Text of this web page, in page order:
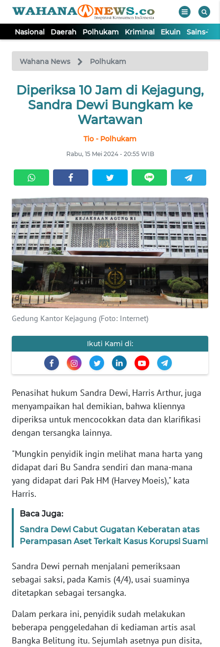
Nasional Daerah Polhukam Kriminal Ekuin Sains-
Wahana News Polhukam
Diperiksa 10 Jam di Kejagung,
Sandra Dewi Bungkam ke
Wartawan
Tio - Polhukam
Rabu, 15 Mei 2024 - 20:55 WIB
Gedung Kantor Kejagung (Foto: Internet)
Ikuti Kami di:
Penasihat hukum Sandra Dewi, Harris Arthur, juga
menyampaikan hal demikian, bahwa kliennya
diperiksa untuk mencocokkan data dan klarifikasi
dengan tersangka lainnya.
"Mungkin penyidik ingin melihat mana harta yang
didapat dari Bu Sandra sendiri dan mana-mana
yang didapat dari Pak HM (Harvey Moeis)," kata
Harris.
Baca Juga:
Sandra Dewi Cabut Gugatan Keberatan atas
Perampasan Aset Terkait Kasus Korupsi Suami
Sandra Dewi pernah menjalani pemeriksaan
sebagai saksi, pada Kamis (4/4), usai suaminya
ditetapkan sebagai tersangka.
Dalam perkara ini, penyidik sudah melakukan
beberapa penggeledahan di kediaman artis asal
Bangka Belitung itu. Sejumlah asetnya pun disita,
TV
Tutup
NASIONAL
KRIMINAL
EKUIN
SAINS-TEKNO
KESEHATAN
INTERNASIONAL
SERBA-SERBI
PENDIDIKAN
OLAHRAGA
OPINI
EDITORIAL
INDEKS
KAMI
INFO
TENTANG
PEDOMAN
MEDIA
SIBER